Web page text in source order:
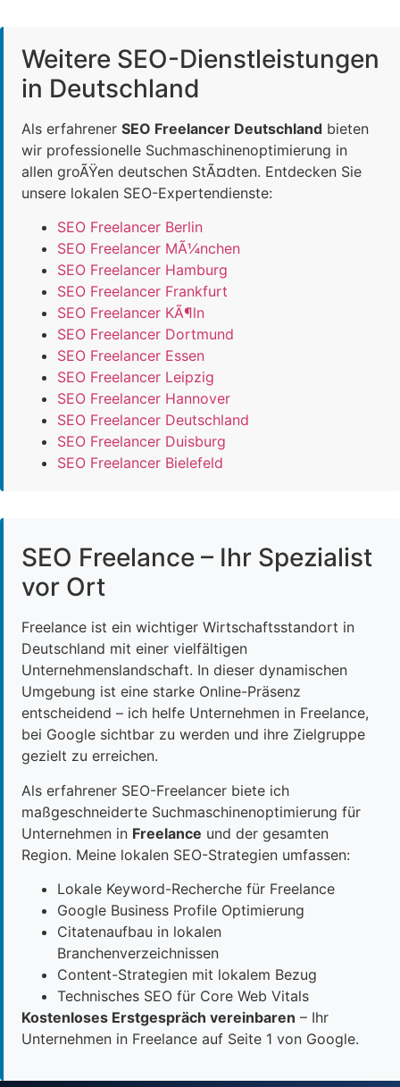
Weitere SEO-Dienstleistungen
in Deutschland
Als erfahrener SEO Freelancer Deutschland bieten
wir professionelle Suchmaschinenoptimierung in
allen groÃŸen deutschen StÃ¤dten. Entdecken Sie
unsere lokalen SEO-Expertendienste:
SEO Freelancer Berlin
SEO Freelancer MÃ¼nchen
SEO Freelancer Hamburg
SEO Freelancer Frankfurt
SEO Freelancer KÃ¶ln
SEO Freelancer Dortmund
SEO Freelancer Essen
SEO Freelancer Leipzig
SEO Freelancer Hannover
SEO Freelancer Deutschland
SEO Freelancer Duisburg
SEO Freelancer Bielefeld
SEO Freelance – Ihr Spezialist
vor Ort
Freelance ist ein wichtiger Wirtschaftsstandort in
Deutschland mit einer vielfältigen
Unternehmenslandschaft. In dieser dynamischen
Umgebung ist eine starke Online-Präsenz
entscheidend – ich helfe Unternehmen in Freelance,
bei Google sichtbar zu werden und ihre Zielgruppe
gezielt zu erreichen.
Als erfahrener SEO-Freelancer biete ich
maßgeschneiderte Suchmaschinenoptimierung für
Unternehmen in Freelance und der gesamten
Region. Meine lokalen SEO-Strategien umfassen:
Lokale Keyword-Recherche für Freelance
Google Business Profile Optimierung
Citatenaufbau in lokalen
Branchenverzeichnissen
Content-Strategien mit lokalem Bezug
Technisches SEO für Core Web Vitals
Kostenloses Erstgespräch vereinbaren – Ihr
Unternehmen in Freelance auf Seite 1 von Google.